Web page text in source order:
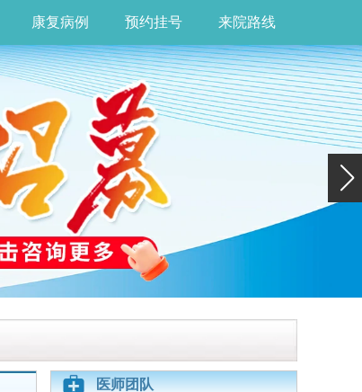
康复病例 预约挂号 来院路线
医师团队